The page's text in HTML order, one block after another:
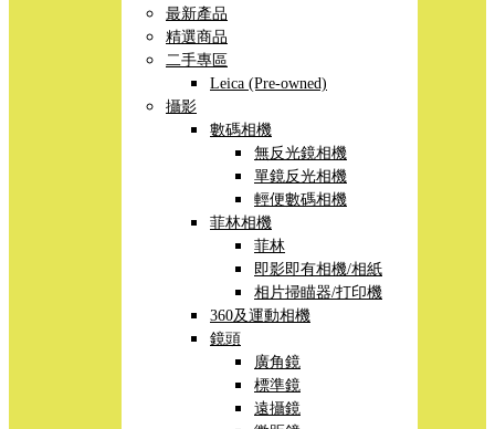
最新產品
精選商品
二手專區
Leica (Pre-owned)
攝影
數碼相機
無反光鏡相機
單鏡反光相機
輕便數碼相機
菲林相機
菲林
即影即有相機/相紙
相片掃瞄器/打印機
360及運動相機
鏡頭
廣角鏡
標準鏡
遠攝鏡